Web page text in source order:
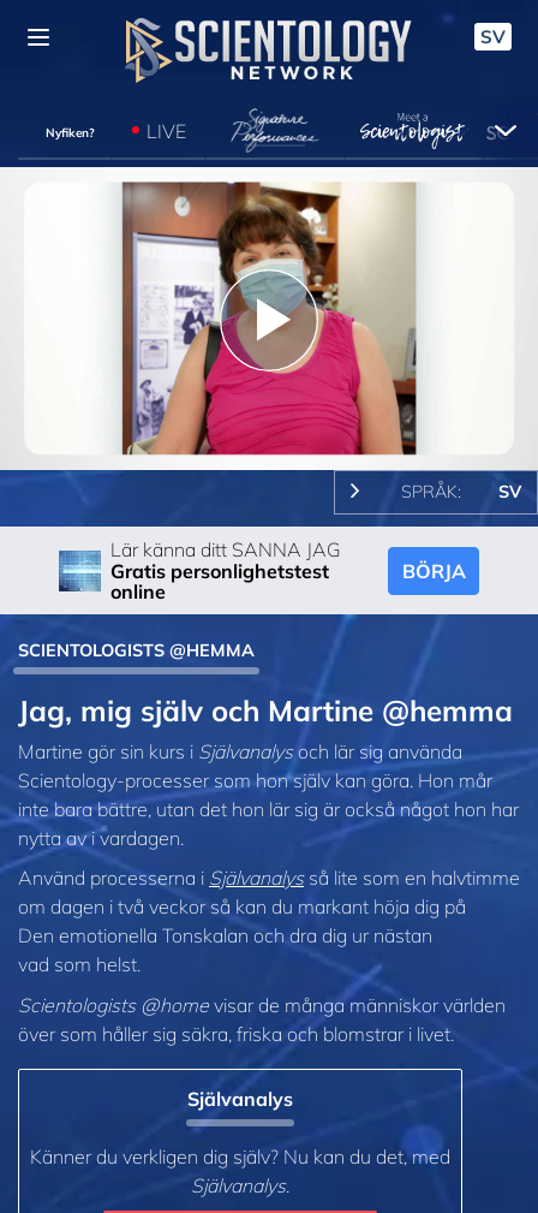
SV
Nyfiken? LIVE
Play
Video
SPRÅK: SV
Lär känna ditt SANNA JAG
Gratis personlighetstest
online
BÖRJA
SCIENTOLOGISTS @HEMMA
Jag, mig själv och Martine @hemma
Martine gör sin kurs i Självanalysoch lär sig använda
Scientology-processer som hon själv kan göra. Hon mår
inte bara bättre, utan det hon lär sig är också något hon har
nytta av i vardagen.
Använd processerna i Självanalysså lite som en halvtimme
om dagen i två veckor så kan du markant höja dig på
Den emotionella Tonskalan och dra dig ur nästan
vad som helst.
Scientologists @home visar de många människor världen
över som håller sig säkra, friska och blomstrar i livet.
Självanalys
Känner du verkligen dig själv? Nu kan du det, med
Självanalys.